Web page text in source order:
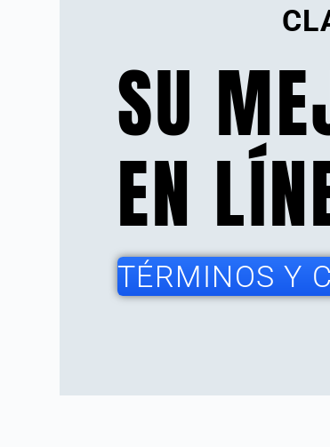
SU
EN
TÉRMINOS Y